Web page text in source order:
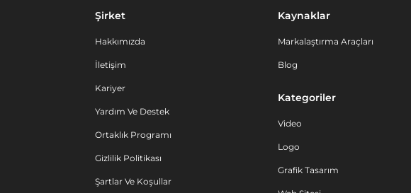
Şirket
Hakkımızda
İletişim
Kariyer
Yardım Ve Destek
Ortaklık Programı
Gizlilik Politikası
Şartlar Ve Koşullar
Kaynaklar
Markalaştırma Araçları
Blog
Kategoriler
Video
Logo
Grafik Tasarım